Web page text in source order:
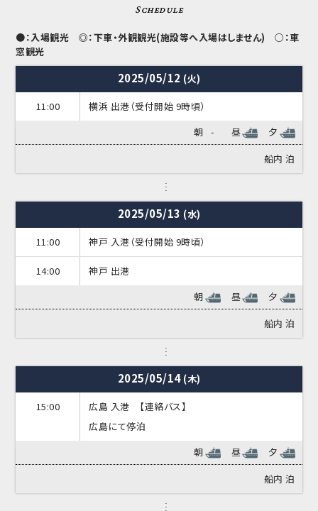
Schedule
●：入場観光 ◎：下車・外観観光(施設等へ入場はしません) ○：車
窓観光
2025/05/12 (火)
11:00
横浜 出港（受付開始 9時頃）
朝 - 昼
夕
船内 泊
2025/05/13 (水)
11:00 神戸 入港（受付開始 9時頃）
14:00
神戸 出港
朝
昼
夕
船内 泊
2025/05/14 (木)
15:00
広島 入港 【連絡バス】
広島にて停泊
朝
昼
夕
船内 泊